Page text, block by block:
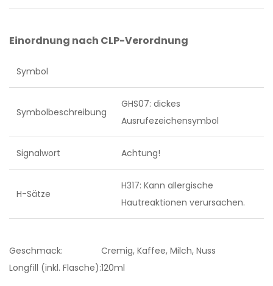
Einordnung nach CLP-Verordnung
Symbol
Symbolbeschreibung
GHS07: dickes
Ausrufezeichensymbol
Signalwort Achtung!
H-Sätze
H317: Kann allergische
Hautreaktionen verursachen.
Geschmack:
Cremig, Kaffee, Milch, Nuss
Longfill (inkl. Flasche):120ml